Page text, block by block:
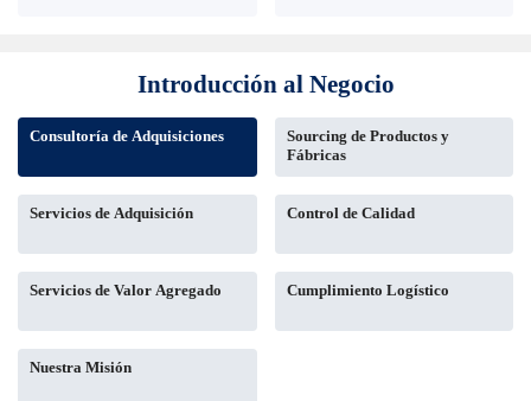
Introducción al Negocio
Consultoría de Adquisiciones
Sourcing de Productos y
Fábricas
Servicios de Adquisición Control de Calidad
Servicios de Valor Agregado Cumplimiento Logístico
Nuestra Misión